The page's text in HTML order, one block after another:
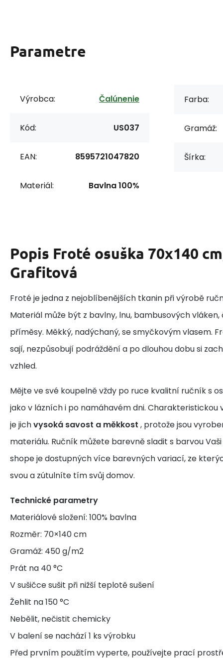
Parametre
Výrobca: Čalúnenie
Kód: US037
EAN: 8595721047820
Materiál: Bavlna 100%
Farba:
Gramáž:
Šírka:
Popis Froté osuška 70x140
Grafitová
Froté je jedna z nejoblíbenějších tkanin při výrobě
Materiál může být z bavlny, lnu, bambusových
příměsy. Měkký, nadýchaný, se smyčkovým vlasem.
sají, nezpůsobují podráždění a po dlouhou dobu si
vzhled.
Mějte ve své koupelně vždy po ruce kvalitní ručník s
jako v lázních i po namáhavém dni.
je jichvysoká savost a měkkost , protože jsou
materiálu. Ručník můžete barevně sladit s barvou
shope je dostupných více barevných variací, ze
svou a zútulníte tím svůj domov.
Technické parametry
Materiálové složení: 100% bavlna
Rozměr: 70×140 cm
Gramáž: 450 g/m2
Prát na 40 °C
V sušičce sušit při nižší teplotě sušení
Žehlit na 150 °C
Nebělit, nečistit chemicky
V balení se nachází 1 ks výrobku
Před prvním použitím vyperte, používejte prací